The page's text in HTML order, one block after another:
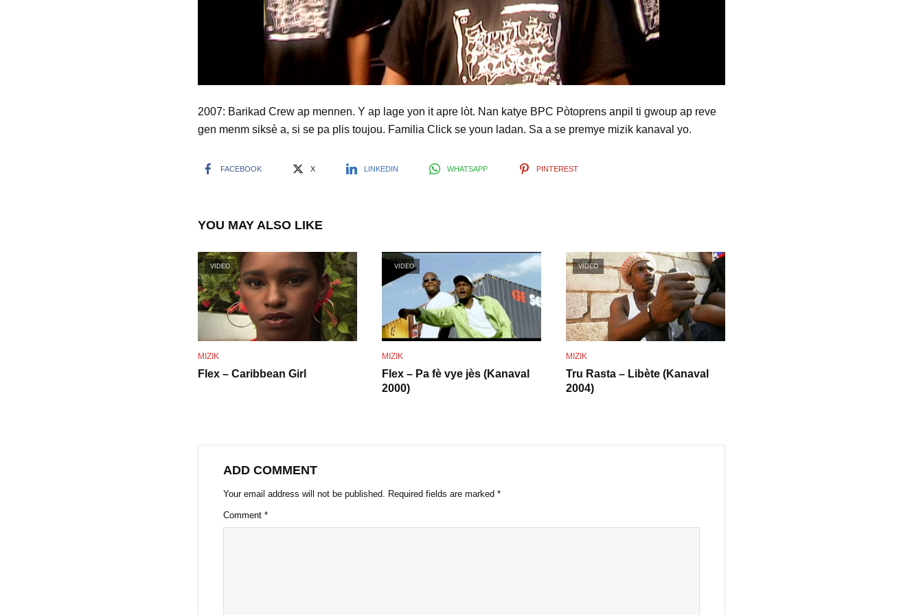
a
y
V
e
o
2007: Barikad Crew ap mennen. Y ap lage yon it apre lòt. Nan katye BPC Pòtoprens anpil ti gwoup ap reve
gen menm siksè a, si se pa plis toujou. Familia Click se youn ladan. Sa a se premye mizik kanaval yo.
FACEBOOK X LINKEDIN WHATSAPP PINTEREST
YOU MAY ALSO LIKE
VIDEO
MIZIK
Flex – Caribbean Girl
VIDEO
MIZIK
Flex – Pa fè vye jès (Kanaval
2000)
VIDEO
MIZIK
Tru Rasta – Libète (Kanaval
2004)
ADD COMMENT
Your email address will not be published. Required fields are marked *
Comment *